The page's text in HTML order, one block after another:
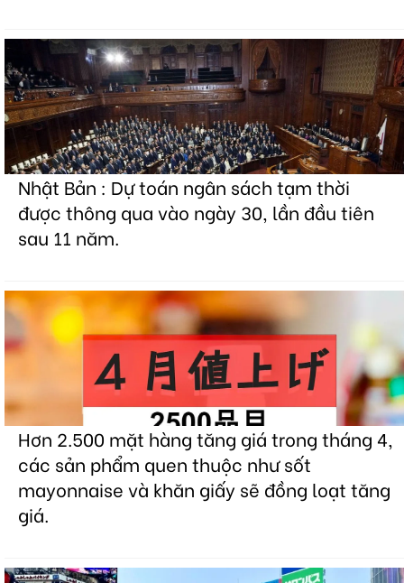
Nhật Bản : Dự toán ngân sách tạm thời
được thông qua vào ngày 30, lần đầu tiên
sau 11 năm.
Hơn 2.500 mặt hàng tăng giá trong tháng 4,
các sản phẩm quen thuộc như sốt
mayonnaise và khăn giấy sẽ đồng loạt tăng
giá.